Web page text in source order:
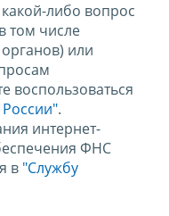
либо вопрос
том числе
или
воспользоваться
.
интернет-
ФНС
в "Службу